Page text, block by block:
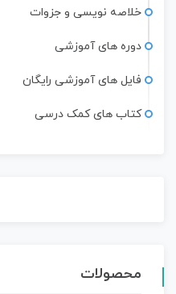
خلاصه نویسی و جزوات
دوره های آموزشی
فایل های آموزشی رایگان
کتاب های کمک درسی
محصولات